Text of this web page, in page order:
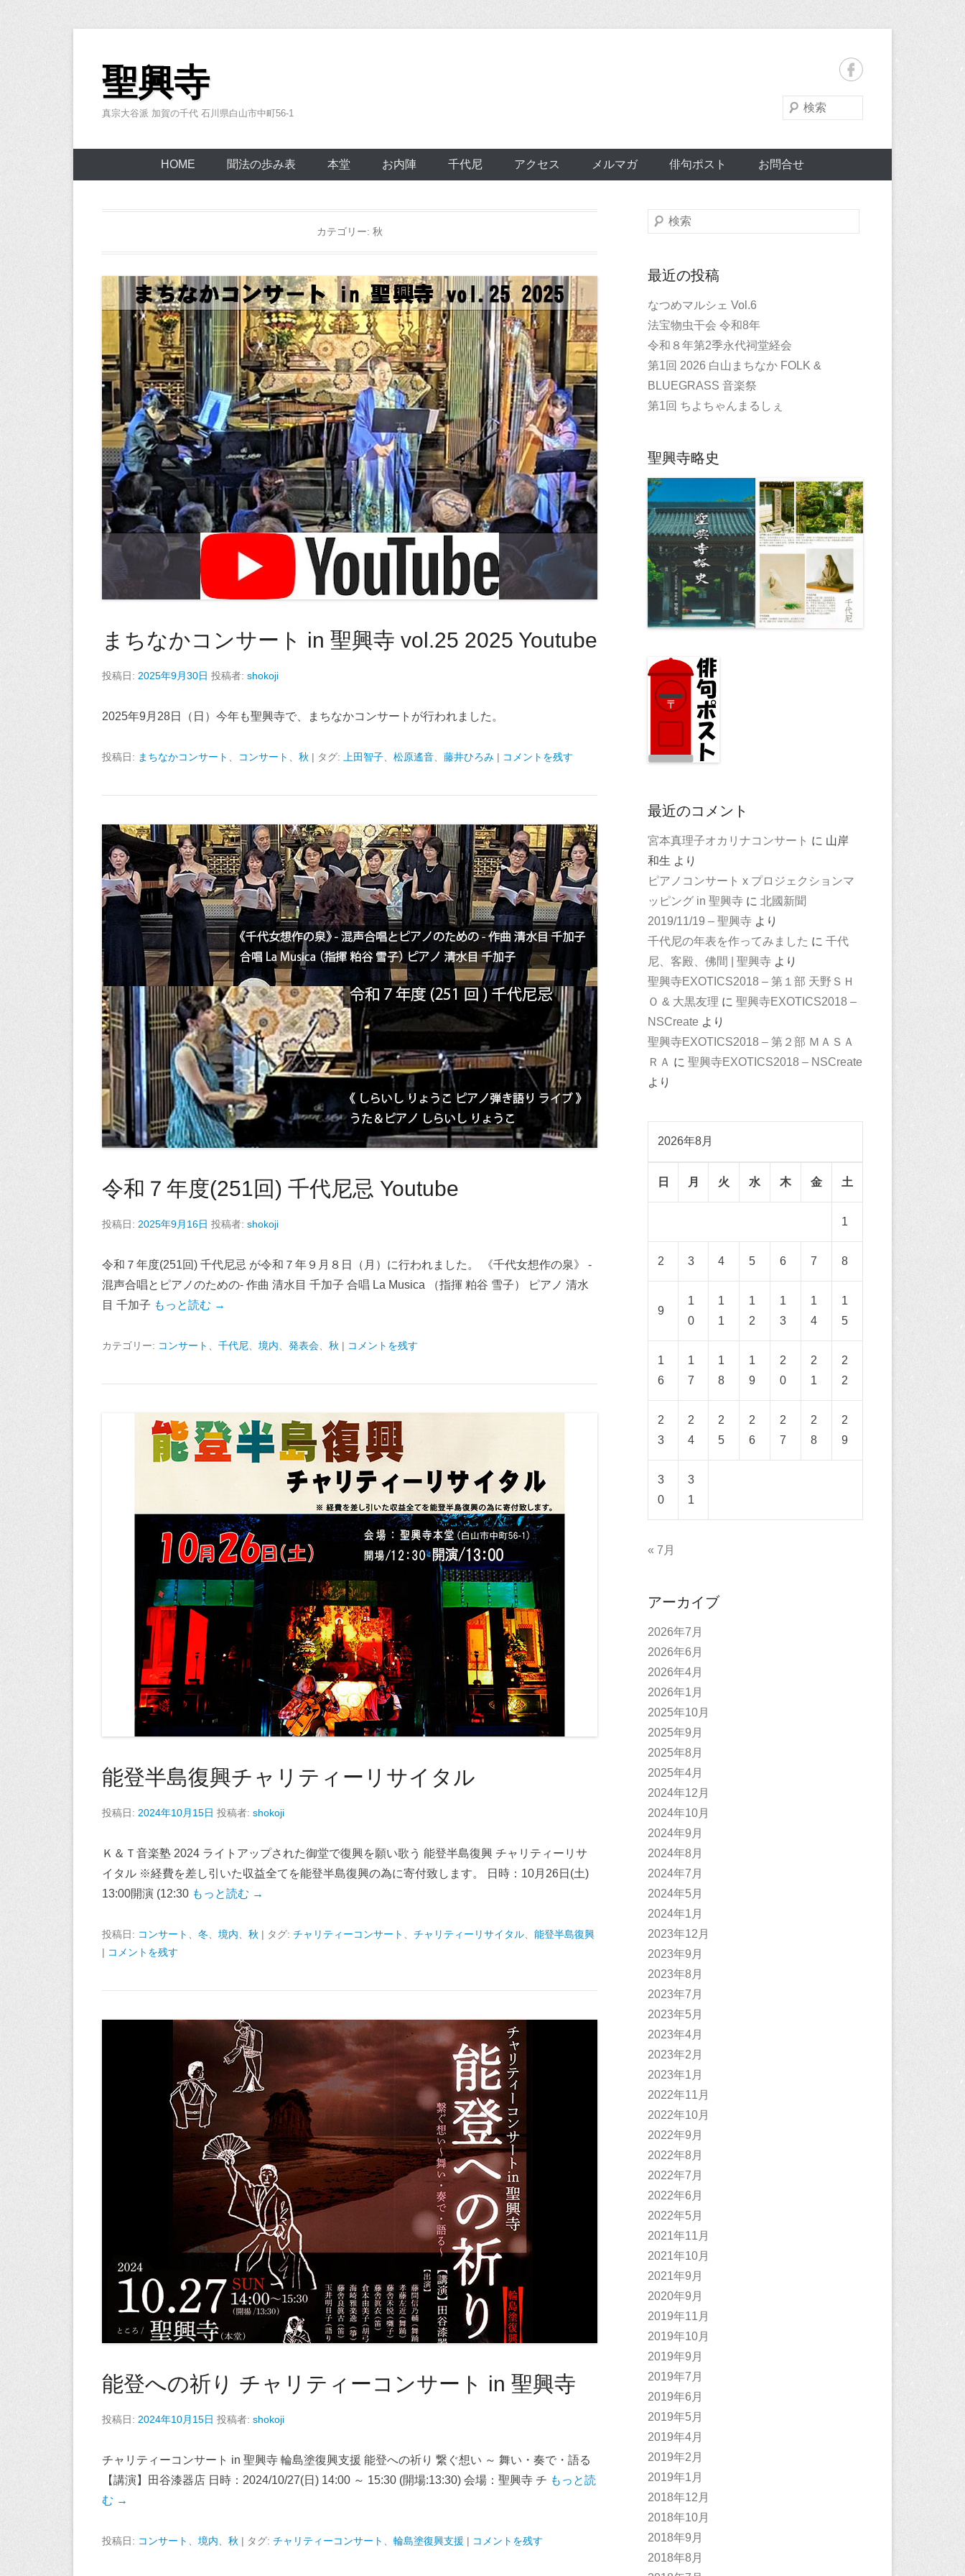
キ
聖興寺
真宗大谷派 加賀の千代 石川県白山市中町56-1
検
索
HOME 聞法の歩み表 本堂 お内陣 千代尼 アクセス メルマガ 俳句ポスト お問合せ
カテゴリー: 秋
まちなかコンサート in 聖興寺 vol.25 2025 Youtube
投稿日: 2025年9月30日 投稿者: shokoji
2025年9月28日（日）今年も聖興寺で、まちなかコンサートが行われました。
投稿日: まちなかコンサート コンサート 秋 | タグ: 上田智子 松原遙音 藤井ひろみ | コメントを残す
令和７年度(251回) 千代尼忌 Youtube
投稿日: 2025年9月16日 投稿者: shokoji
令和７年度(251回) 千代尼忌 が令和７年９月８日（月）に行われました。 《千代女想作の泉》 -
混声合唱とピアノのための- 作曲 清水目 千加子 合唱 La Musica （指揮 粕谷 雪子） ピアノ 清水
目 千加子 もっと読む →
カテゴリー: コンサート 千代尼 境内 発表会 秋 | コメントを残す
能登半島復興チャリティーリサイタル
投稿日: 2024年10月15日 投稿者: shokoji
Ｋ＆Ｔ音楽塾 2024 ライトアップされた御堂で復興を願い歌う 能登半島復興 チャリティーリサ
イタル ※経費を差し引いた収益全てを能登半島復興の為に寄付致します。 日時：10月26日(土)
13:00開演 (12:30 もっと読む →
投稿日: コンサート 冬 境内 秋 | タグ: チャリティーコンサート チャリティーリサイタル
能登半島復興
| コメントを残す
能登への祈り チャリティーコンサート in 聖興寺
投稿日: 2024年10月15日 投稿者: shokoji
チャリティーコンサート in 聖興寺 輪島塗復興支援 能登への祈り 繋ぐ想い ～ 舞い・奏で・語る
【講演】田谷漆器店 日時：2024/10/27(日) 14:00 ～ 15:30 (開場:13:30) 会場：聖興寺 チ もっと読
む →
投稿日: コンサート 境内 秋 | タグ: チャリティーコンサート 輪島塗復興支援 | コメントを残す
検
最近の投稿
なつめマルシェ Vol.6
法宝物虫干会 令和8年
令和８年第2季永代祠堂経会
第1回 2026 白山まちなか FOLK &
BLUEGRASS 音楽祭
第1回 ちよちゃんまるしぇ
聖興寺略史
最近のコメント
宮本真理子オカリナコンサート に 山岸
和生 より
ピアノコンサート x プロジェクションマ
ッピング in 聖興寺 に 北國新聞
2019/11/19 – 聖興寺 より
千代尼の年表を作ってみました に 千代
尼、客殿、佛間 | 聖興寺 より
聖興寺EXOTICS2018 – 第１部 天野ＳＨ
Ｏ & 大黒友理 に 聖興寺EXOTICS2018 –
NSCreate より
聖興寺EXOTICS2018 – 第２部 ＭＡＳＡ
ＲＡ に 聖興寺EXOTICS2018 – NSCreate
より
2026年8月
日 月 火 水 木 金 土
1
2 3 4 5 6 7 8
9
1
0
1
1
1
2
1
3
1
4
1
5
1
6
1
7
1
8
1
9
2
0
2
1
2
2
2
3
2
4
2
5
2
6
2
7
2
8
2
9
3
0
3
1
« 7月
アーカイブ
2026年7月
2026年6月
2026年4月
2026年1月
2025年10月
2025年9月
2025年8月
2025年4月
2024年12月
2024年10月
2024年9月
2024年8月
2024年7月
2024年5月
2024年1月
2023年12月
2023年9月
2023年8月
2023年7月
2023年5月
2023年4月
2023年2月
2023年1月
2022年11月
2022年10月
2022年9月
2022年8月
2022年7月
2022年6月
2022年5月
2021年11月
2021年10月
2021年9月
2020年9月
2019年11月
2019年10月
2019年9月
2019年7月
2019年6月
2019年5月
2019年4月
2019年2月
2019年1月
2018年12月
2018年10月
2018年9月
2018年8月